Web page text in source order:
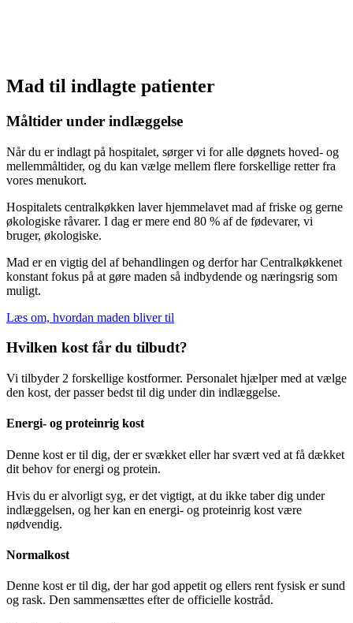
Mad til indlagte patienter
Måltider under indlæggelse
Når du er indlagt på hospitalet, sørger vi for alle døgnets hoved- og
mellemmåltider, og du kan vælge mellem flere forskellige retter fra
vores menukort.
Hospitalets centralkøkken laver hjemmelavet mad af friske og gerne
økologiske råvarer. I dag er mere end 80 % af de fødevarer, vi
bruger, økologiske.
Mad er en vigtig del af behandlingen og derfor har Centralkøkkenet
konstant fokus på at gøre maden så indbydende og næringsrig som
muligt.
Læs om, hvordan maden bliver til
Hvilken kost får du tilbudt?
Vi tilbyder 2 forskellige kostformer. Personalet hjælper med at vælge
den kost, der passer bedst til dig under din indlæggelse.
Energi- og proteinrig kost
Denne kost er til dig, der er svækket eller har svært ved at få dækket
dit behov for energi og protein.
Hvis du er alvorligt syg, er det vigtigt, at du ikke taber dig under
indlæggelsen, og her kan en energi- og proteinrig kost være
nødvendig.
Normalkost
Denne kost er til dig, der har god appetit og ellers rent fysisk er sund
og rask. Den sammensættes efter de officielle kostråd.